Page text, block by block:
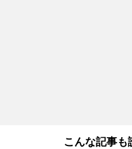
こんな記事も